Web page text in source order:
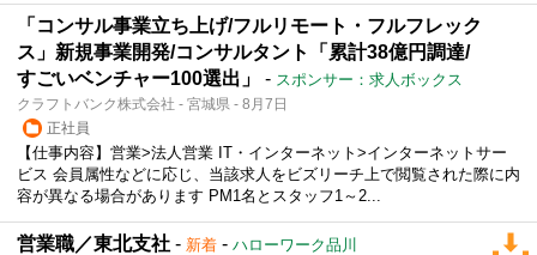
「コンサル事業立ち上げ/フルリモート・フルフレック
ス」新規事業開発/コンサルタント「累計38億円調達/
すごいベンチャー100選出」
- スポンサー：求人ボックス
クラフトバンク株式会社 - 宮城県 - 8月7日
正社員
【仕事内容】営業>法人営業 IT・インターネット>インターネットサー
ビス 会員属性などに応じ、当該求人をビズリーチ上で閲覧された際に内
容が異なる場合があります PM1名とスタッフ1～2...
営業職／東北支社 - 新着 - ハローワーク品川